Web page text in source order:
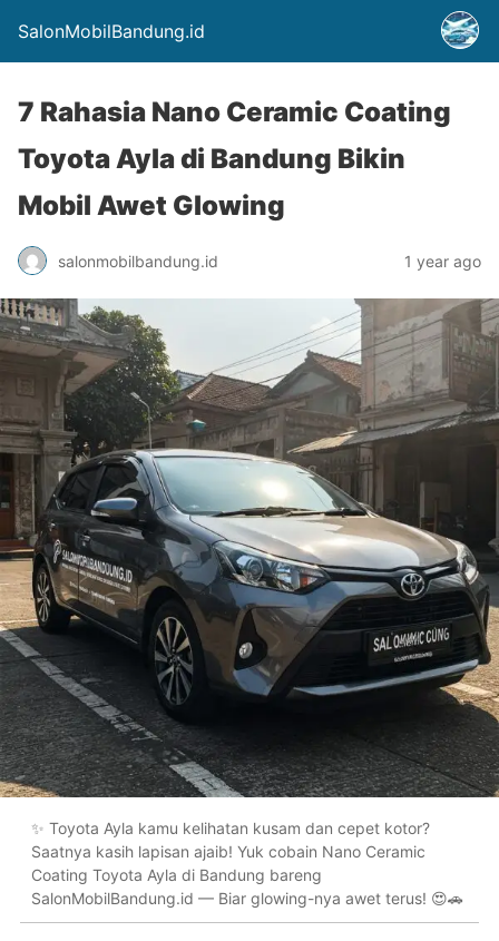
SalonMobilBandung.id
7 Rahasia Nano Ceramic Coating
Toyota Ayla di Bandung Bikin
Mobil Awet Glowing
salonmobilbandung.id 1 year ago
✨ Toyota Ayla kamu kelihatan kusam dan cepet kotor?
Saatnya kasih lapisan ajaib! Yuk cobain Nano Ceramic
Coating Toyota Ayla di Bandung bareng
SalonMobilBandung.id — Biar glowing-nya awet terus! 😍🚗